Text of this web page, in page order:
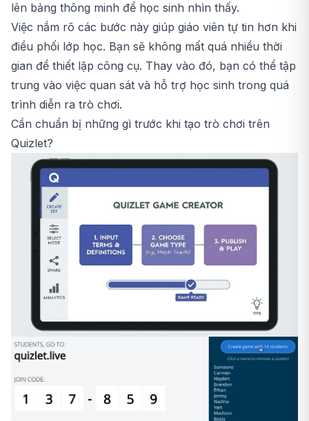
lên bảng thông minh để học sinh nhìn thấy.
Việc nắm rõ các bước này giúp giáo viên tự tin hơn khi
điều phối lớp học. Bạn sẽ không mất quá nhiều thời
gian để thiết lập công cụ. Thay vào đó, bạn có thể tập
trung vào việc quan sát và hỗ trợ học sinh trong quá
trình diễn ra trò chơi.
Cần chuẩn bị những gì trước khi tạo trò chơi trên
Quizlet?